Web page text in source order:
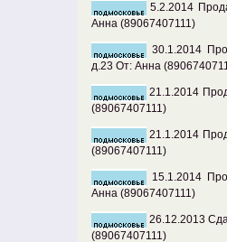
5.2.2014
Анна (89067407111)
30.1.2014
д.23 От: Анна
21.1.2014
(89067407111)
21.1.2014
(89067407111)
15.1.2014
Анна (89067407111)
26.12.2013
(89067407111)